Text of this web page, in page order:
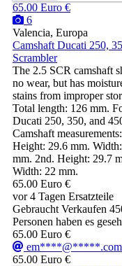
65.00 Euro €
6
Valencia, Europa
Camshaft Ducati 250,
Scrambler
The 2.5 SCR camshaft
no wear, but has
stains from improper
Total length: 126 mm.
Ducati 250, 350, and
Camshaft
Height: 29.6 mm.
mm. 2nd. Height: 29.7
Width: 22 mm.
65.00 Euro €
vor 4 Tagen Ersatzteile
Gebraucht Verkaufen
Personen haben es
65.00 Euro €
em****@*****.com
65.00 Euro €